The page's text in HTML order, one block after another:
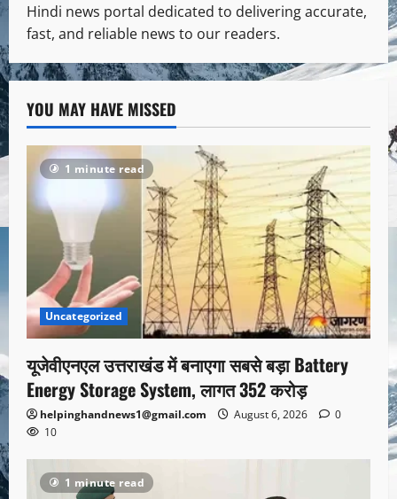
Hindi news portal dedicated to delivering accurate,
fast, and reliable news to our readers.
YOU MAY HAVE MISSED
1 minute read
Uncategorized
यूजेवीएनएल उत्तराखंड में बनाएगा सबसे बड़ा Battery
Energy Storage System, लागत 352 करोड़
helpinghandnews1@gmail.com August 6, 2026
0
10
1 minute read